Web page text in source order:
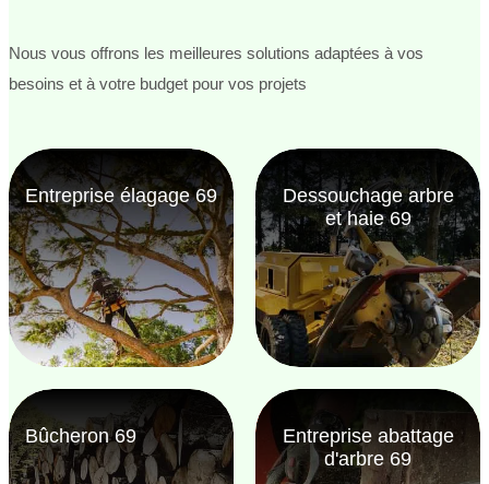
Nous vous offrons les meilleures solutions adaptées à vos
besoins et à votre budget pour vos projets
Entreprise élagage 69
Dessouchage arbre
et haie 69
Bûcheron 69
Entreprise abattage
d'arbre 69